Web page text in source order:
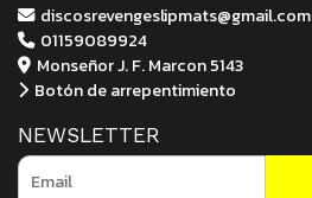
discosrevengeslipmats@gmail.com
01159089924
Monseñor J. F. Marcon 5143
Botón de arrepentimiento
NEWSLETTER